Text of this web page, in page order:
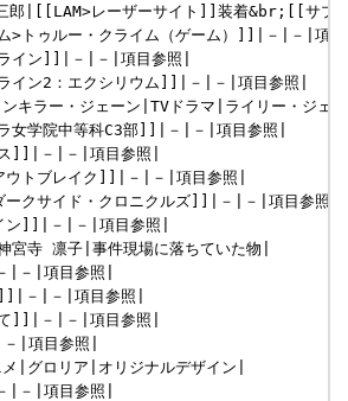
郎|[[LAM>レーザーサイト]]装着&br;[[サプ
>トゥルー・クライム（ゲーム）]]|－|－|項
イン]]|－|－|項目参照|
イン2：エクシリウム]]|－|－|項目参照|
ンキラー・ジェーン|TVドラマ|ライリー・ジェ
女学院中等科C3部]]|－|－|項目参照|
]]|－|－|項目参照|
ウトブレイク]]|－|－|項目参照|
クサイド・クロニクルズ]]|－|－|項目参照|
ン]]|－|－|項目参照|
宮寺 凛子|事件現場に落ちていた物|
－|項目参照|
－|－|項目参照|
]]|－|－|項目参照|
|項目参照|
|グロリア|オリジナルデザイン|
－|項目参照|